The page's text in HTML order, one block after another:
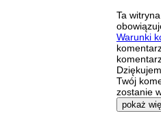
Ta
Warunki
Twój
zostanie
pokaż